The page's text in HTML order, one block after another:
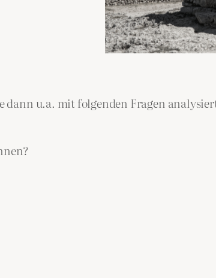
dann u.a. mit folgenden Fragen